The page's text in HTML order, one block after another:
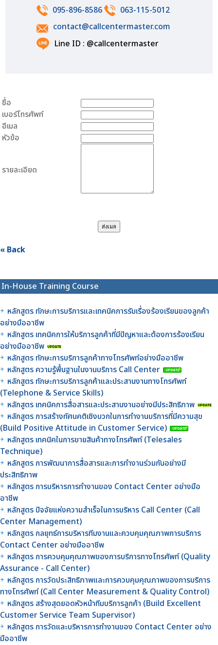
095-896-8586
063-115-5012
contact@callcentermaster.com
Line ID : @callcentermaster
ชื่อ
เบอร์โทรศัพท์
อีเมล
หัวข้อ
รายละเอียด
« Back
In-House Training Course
หลักสูตร ทักษะการบริการและเทคนิคการรับเรื่องร้องเรียนของลูกค้า
อย่างมืออาชีพ
หลักสูตร เทคนิคการให้บริการลูกค้าที่มีปัญหาและต้องการร้องเรียน
อย่างมืออาชีพ
หลักสูตร ทักษะการบริการลูกค้าทางโทรศัพท์อย่างมืออาชีพ
หลักสูตร ความรู้พื้นฐานในงานบริการ Call Center
หลักสูตร ทักษะการบริการลูกค้าและประสานงานทางโทรศัพท์
(Telephone & Service Skills)
หลักสูตร เทคนิคการสื่อสารและประสานงานอย่างมีประสิทธิภาพ
หลักสูตร การสร้างทัศนคติเชิงบวกในการทำงานบริการที่มีความสุข
(Build Positive Attitude in Customer Service)
หลักสูตร เทคนิคในการขายสินค้าทางโทรศัพท์ (Telesales
Technique)
หลักสูตร การพัฒนาการสื่อสารและการทำงานร่วมกันอย่างมี
ประสิทธิภาพ
หลักสูตร การบริหารการทำงานของ Contact Center อย่างมือ
อาชีพ
หลักสูตร ปัจจัยแห่งความสำเร็จในการบริหาร Call Center (Call
Center Management)
หลักสูตร กลยุทธ์การบริหารทีมงานและควบคุมคุณภาพการบริการ
Contact Center อย่างมืออาชีพ
หลักสูตร การควบคุมคุณภาพของการบริการทางโทรศัพท์ (Quality
Assurance - Call Center)
หลักสูตร การวัดประสิทธิภาพและการควบคุมคุณภาพของการบริการ
ทางโทรศัพท์ (Call Center Measurement & Quality Control)
หลักสูตร สร้างสุดยอดหัวหน้าทีมบริการลูกค้า (Build Excellent
Customer Service Team Supervisor)
หลักสูตร การวัดและบริหารการทำงานของ Contact Center อย่าง
มืออาชีพ